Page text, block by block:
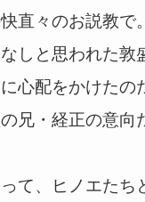
直々のお説教で。
しと思われた敦
心配をかけたの
兄・経正の意向
て、ヒノエたち